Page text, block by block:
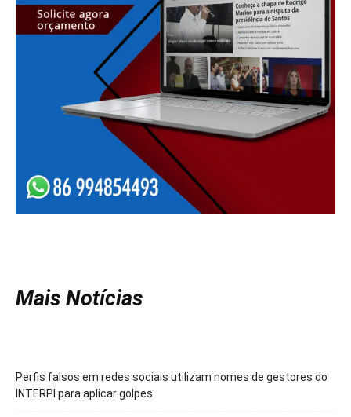
Mais Notícias
Perfis falsos em redes sociais utilizam nomes de gestores do
INTERPI para aplicar golpes